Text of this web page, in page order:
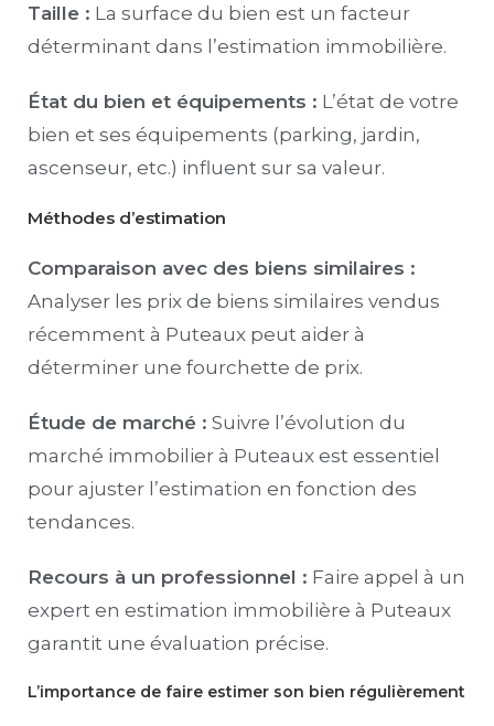
Taille : La surface du bien est un facteur
déterminant dans l’estimation immobilière.
État du bien et équipements : L’état de votre
bien et ses équipements (parking, jardin,
ascenseur, etc.) influent sur sa valeur.
Méthodes d’estimation
Comparaison avec des biens similaires :
Analyser les prix de biens similaires vendus
récemment à Puteaux peut aider à
déterminer une fourchette de prix.
Étude de marché : Suivre l’évolution du
marché immobilier à Puteaux est essentiel
pour ajuster l’estimation en fonction des
tendances.
Recours à un professionnel : Faire appel à un
expert en estimation immobilière à Puteaux
garantit une évaluation précise.
L’importance de faire estimer son bien régulièrement